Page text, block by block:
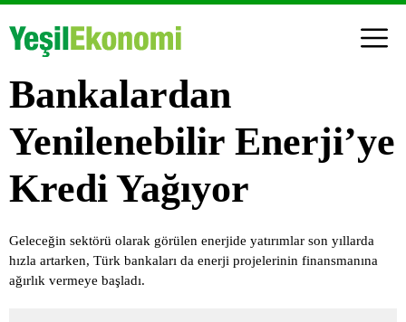
Bankalardan
Yenilenebilir Enerji’ye
Kredi Yağıyor
Geleceğin sektörü olarak görülen enerjide yatırımlar son yıllarda
hızla artarken, Türk bankaları da enerji projelerinin finansmanına
ağırlık vermeye başladı.